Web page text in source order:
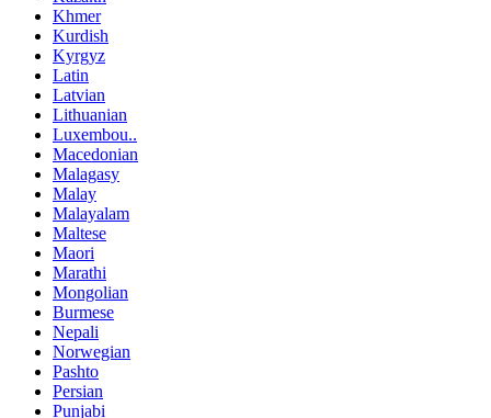
Khmer
Kurdish
Kyrgyz
Latin
Latvian
Lithuanian
Luxembou..
Macedonian
Malagasy
Malay
Malayalam
Maltese
Maori
Marathi
Mongolian
Burmese
Nepali
Norwegian
Pashto
Persian
Punjabi